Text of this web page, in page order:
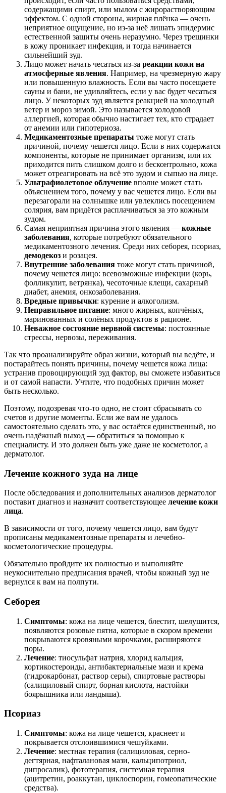
содержащими спирт, или мылом с жирорастворяющим
эффектом. С одной стороны, жирная плёнка — очень
неприятное ощущение, но из-за неё лишать эпидермис
естественной защиты очень неразумно. Через трещинки
в кожу проникает инфекция, и тогда начинается
сильнейший зуд.
Лицо может начать чесаться из-за реакции кожи на
атмосферные явления. Например, на чрезмерную жару
или повышенную влажность. Если вы часто посещаете
сауны и бани, не удивляйтесь, если у вас будет чесаться
лицо. У некоторых зуд является реакцией на холодный
ветер и мороз зимой. Это называется холодовой
аллергией, которая обычно настигает тех, кто страдает
от анемии или гипотериоза.
Медикаментозные препараты тоже могут стать
причиной, почему чешется лицо. Если в них содержатся
компоненты, которые не принимает организм, или их
приходится пить слишком долго и бесконтрольно, кожа
может отреагировать на всё это зудом и сыпью на лице.
Ультрафиолетовое облучение вполне может стать
объяснением того, почему у вас чешется лицо. Если вы
перезагорали на солнышке или увлеклись посещением
солярия, вам придётся расплачиваться за это кожным
зудом.
Самая неприятная причина этого явления — кожные
заболевания, которые потребуют обязательного
медикаментозного лечения. Среди них себорея, псориаз,
демодекоз и розацея.
Внутренние заболевания тоже могут стать причиной,
почему чешется лицо: всевозможные инфекции (корь,
фолликулит, ветрянка), чесоточные клещи, сахарный
диабет, анемия, онкозаболевания.
Вредные привычки: курение и алкоголизм.
Неправильное питание: много жирных, копчёных,
маринованных и солёных продуктов в рационе.
Неважное состояние нервной системы: постоянные
стрессы, нервозы, переживания.
Так что проанализируйте образ жизни, который вы ведёте, и
постарайтесь понять причины, почему чешется кожа лица:
устранив провоцирующий зуд фактор, вы сможете избавиться
и от самой напасти. Учтите, что подобных причин может
быть несколько.
Поэтому, подозревая что-то одно, не стоит сбрасывать со
счетов и другие моменты. Если же вам не удалось
самостоятельно сделать это, у вас остаётся единственный, но
очень надёжный выход — обратиться за помощью к
специалисту. И это должен быть уже даже не косметолог, а
дерматолог.
Лечение кожного зуда на лице
После обследования и дополнительных анализов дерматолог
поставит диагноз и назначит соответствующее лечение кожи
лица.
В зависимости от того, почему чешется лицо, вам будут
прописаны медикаментозные препараты и лечебно-
косметологические процедуры.
Обязательно пройдите их полностью и выполняйте
неукоснительно предписания врачей, чтобы кожный зуд не
вернулся к вам на полпути.
Себорея
Симптомы: кожа на лице чешется, блестит, шелушится,
появляются розовые пятна, которые в скором времени
покрываются кровяными корочками, расширяются
поры.
Лечение: тиосульфат натрия, хлорид кальция,
кортикостероиды, антибактериальные мази и крема
(гидрокарбонат, раствор серы), спиртовые растворы
(салициловый спирт, борная кислота, настойки
боярышника или ландыша).
Псориаз
Симптомы: кожа на лице чешется, краснеет и
покрывается отслоившимися чешуйками.
Лечение: местная терапия (салициловая, серно-
дегтярная, нафталановая мази, кальципотриол,
дипросалик), фототерапия, системная терапия
(ацитретин, роаккутан, циклоспорин, гомеопатические
средства).